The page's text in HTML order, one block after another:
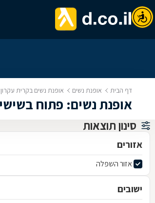
דף הבית אופנת נשים אופנת נשים בקרית עקרון
אופנת נשים: פתוח
סינון תוצאות
אזורים
אזור השפלה
ישובים